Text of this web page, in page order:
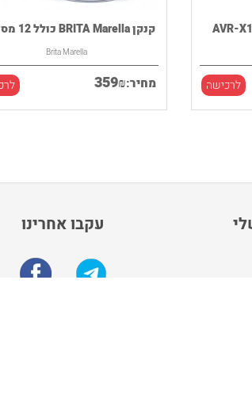
קנקן BRITA Marella כולל 12 מסנני...
Brita Marella
מחיר: 359₪ לרכישה
עקבו אחרינו